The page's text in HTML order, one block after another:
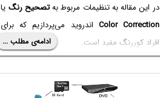
در این مقاله به تنظیمات مربوط بهتصحیح رنگ یا
Color Correction اندروید می‌پردازیم که برای
افراد کوررنگ مفید است.
ادامه‌ی مطلب ...